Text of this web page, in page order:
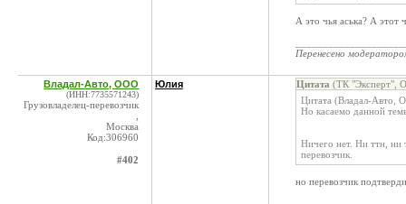
А это чья аська? А этот
Перенесено
Владал-Авто, ООО
(ИНН:7735571243)
Грузовладелец-перевозчик
Москва
Код:306960
#402
Юлия Цитата (ТК "Эксперт",
Цитата (Владал-Авто,
Но касаемо данной
Ничего нет. Ни ттн, ни
перевозчик.
но перевозчик